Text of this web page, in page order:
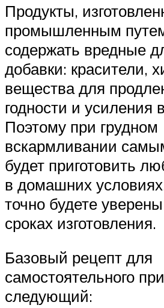
Продукты,
промышленным
содержать вредные
добавки: красители,
вещества для
годности и усиления
Поэтому при грудном
вскармливании
будет приготовить
в домашних
точно будете
сроках изготовления.
Базовый рецепт для
самостоятельного
следующий: